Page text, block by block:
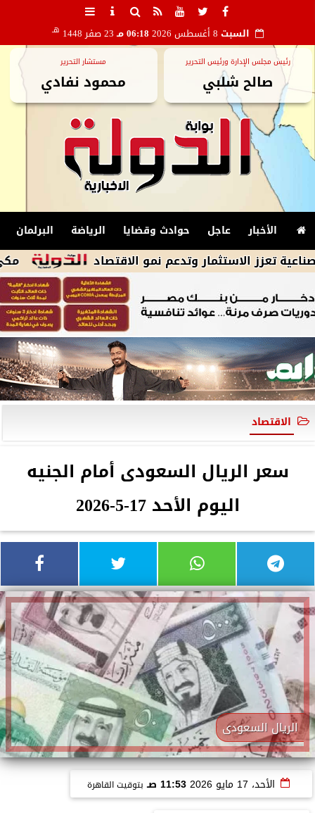
السبت 06:18 مـ 23 صفر 1448 هـ
رئيس مجلس الإدارة ورئيس التحرير
صالح شلبي
مستشار التحرير
محمود نفادي
الأخبار عاجل حوادث وقضايا الرياضة البرلمان
مكي: وتدعم نمو الاقتصاد
الاقتصاد
سعر الريال السعودى أمام الجنيه
اليوم الأحد 17-5-2026
الريال السعودى
الأحد، 17 مايو 2026 11:53 صـ بتوقيت القاهرة